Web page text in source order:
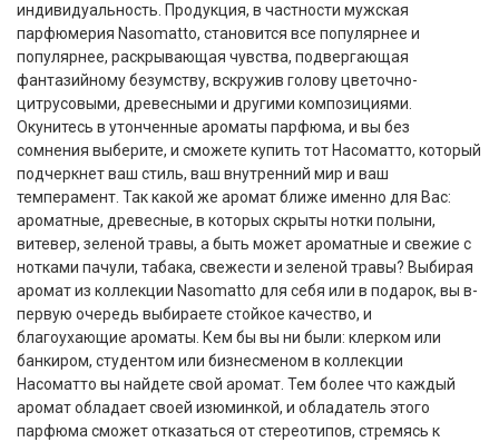
индивидуальность. Продукция, в частности мужская
парфюмерия Nasomatto, становится все популярнее и
популярнее, раскрывающая чувства, подвергающая
фантазийному безумству, вскружив голову цветочно-
цитрусовыми, древесными и другими композициями.
Окунитесь в утонченные ароматы парфюма, и вы без
сомнения выберите, и сможете купить тот Насоматто, который
подчеркнет ваш стиль, ваш внутренний мир и ваш
темперамент. Так какой же аромат ближе именно для Вас:
ароматные, древесные, в которых скрыты нотки полыни,
витевер, зеленой травы, а быть может ароматные и свежие с
нотками пачули, табака, свежести и зеленой травы? Выбирая
аромат из коллекции Nasomatto для себя или в подарок, вы в-
первую очередь выбираете стойкое качество, и
благоухающие ароматы. Кем бы вы ни были: клерком или
банкиром, студентом или бизнесменом в коллекции
Насоматто вы найдете свой аромат. Тем более что каждый
аромат обладает своей изюминкой, и обладатель этого
парфюма сможет отказаться от стереотипов, стремясь к